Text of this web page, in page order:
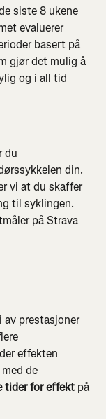
siste 8 ukene
evaluerer
basert på
gjør det mulig å
og i all tid
du
din.
vi at du skaffer
til syklingen.
på Strava
av prestasjoner
effekten
de
tider for effekt på